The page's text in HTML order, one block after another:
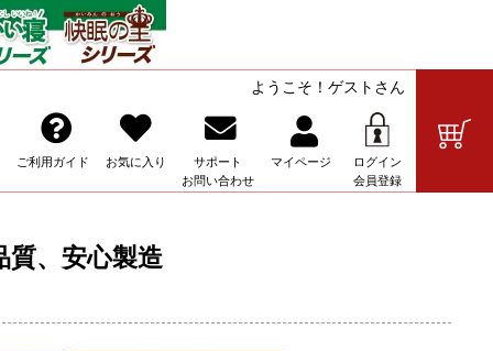
、安心製造
ようこそ！ゲストさん
ご利用ガイド お気に入り
サポート
お問い合わせ
マイページ
ログイン
会員登録